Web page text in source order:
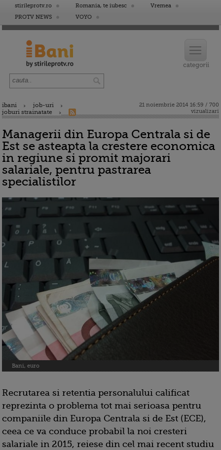
stirileprotv.ro Romania, te iubesc
Vremea
PROTV NEWS
VOYO
ibani
job-uri
joburi strainatate
21 noiembrie 2014 16:59 / 700
vizualizari
Managerii din Europa Centrala si de
Est se asteapta la crestere economica
in regiune si promit majorari
salariale, pentru pastrarea
specialistilor
Bani, euro
Recrutarea si retentia personalului calificat
reprezinta o problema tot mai serioasa pentru
companiile din Europa Centrala si de Est (ECE),
ceea ce va conduce probabil la noi cresteri
salariale in 2015, reiese din cel mai recent studiu